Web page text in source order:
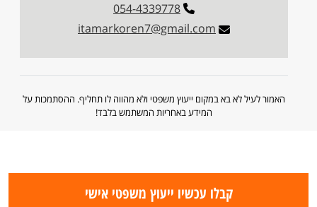
054-4339778
itamarkoren7@gmail.com
האמור לעיל לא בא במקום ייעוץ משפטי ולא מהווה לו תחליף. ההסתמכות על
המידע באחריות המשתמש בלבד!
קבלו עכשיו ייעוץ משפטי אישי